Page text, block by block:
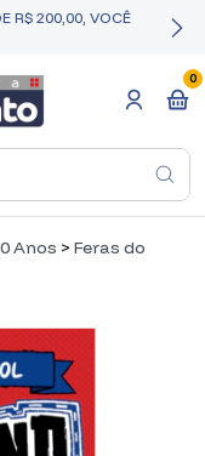
R$ 200,00, VOCÊ
0
Anos > Feras do